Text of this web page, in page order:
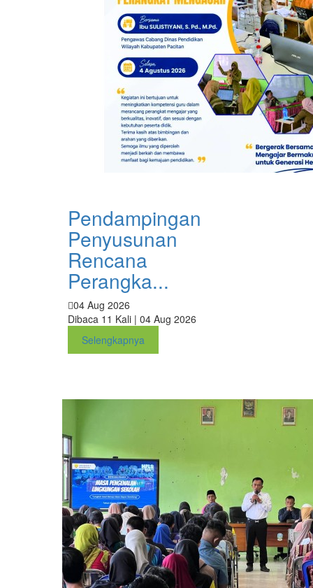
Pendampingan
Penyusunan
Rencana
Perangka...
04 Aug 2026
Dibaca 11 Kali | 04 Aug 2026
Selengkapnya